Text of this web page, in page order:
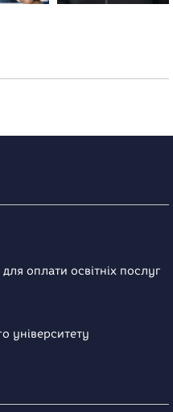
оплати освітніх послуг
університету